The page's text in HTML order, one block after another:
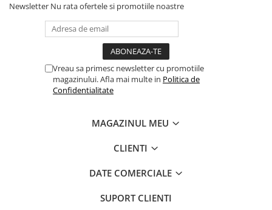
Newsletter Nu rata ofertele si promotiile noastre
Vreau sa primesc newsletter cu promotiile
magazinului. Afla mai multe in Politica de
Confidentialitate
MAGAZINUL MEU
CLIENTI
DATE COMERCIALE
SUPORT CLIENTI